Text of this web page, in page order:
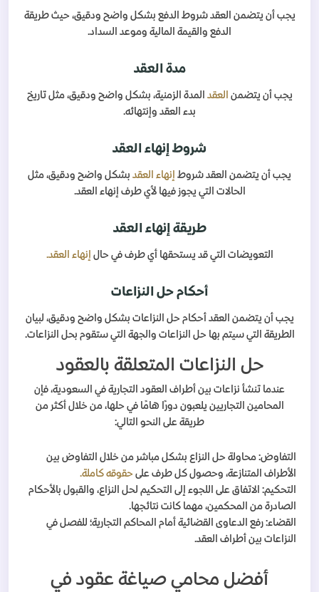
يجب أن يتضمن العقد شروط الدفع بشكل واضح ودقيق، حيث طريقة
الدفع والقيمة المالية وموعد السداد.
مدة العقد
يجب أن يتضمن العقد المدة الزمنية، بشكل واضح ودقيق، مثل تاريخ
بدء العقد وإنتهائه.
شروط إنهاء العقد
يجب أن يتضمن العقد شروط إنهاء العقد بشكل واضح ودقيق، مثل
الحالات التي يجوز فيها لأي طرف إنهاء العقد.
طريقة إنهاء العقد
التعويضات التي قد يستحقها أي طرف في حال إنهاء العقد.
أحكام حل النزاعات
يجب أن يتضمن العقد أحكام حل النزاعات بشكل واضح ودقيق، لبيان
الطريقة التي سيتم بها حل النزاعات والجهة التي ستقوم بحل النزاعات.
حل النزاعات المتعلقة بالعقود
عندما تنشأ نزاعات بين أطراف العقود التجارية في السعودية، فإن
المحامين التجاريين يلعبون دورًا هامًا في حلها، من خلال أكثر من
طريقة على النحو التالي:
التفاوض: محاولة حل النزاع بشكل مباشر من خلال التفاوض بين
الأطراف المتنازعة، وحصول كل طرف على حقوقه كاملة.
التحكيم: الاتفاق على اللجوء إلى التحكيم لحل النزاع، والقبول بالأحكام
الصادرة من المحكمين، مهما كانت نتائجها.
القضاء: رفع الدعاوى القضائية أمام المحاكم التجارية؛ للفصل في
النزاعات بين أطراف العقد.
أفضل محامي صياغة عقود في